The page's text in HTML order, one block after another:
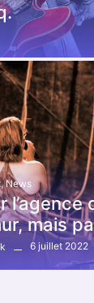
, News
mais
6 juillet 2022